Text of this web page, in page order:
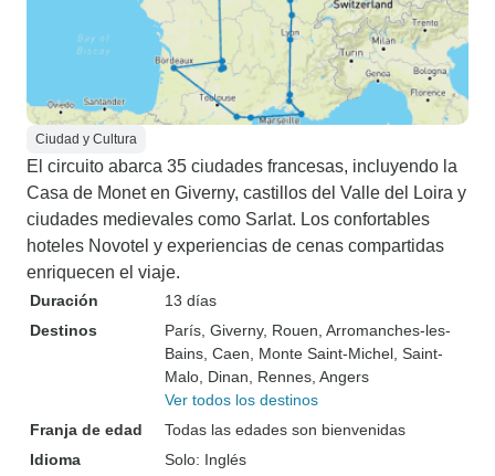
Ciudad y Cultura
El circuito abarca 35 ciudades francesas, incluyendo la
Casa de Monet en Giverny, castillos del Valle del Loira y
ciudades medievales como Sarlat. Los confortables
hoteles Novotel y experiencias de cenas compartidas
enriquecen el viaje.
Duración
13 días
Destinos
París , Giverny, Rouen , Arromanches-les-
Bains , Caen , Monte Saint-Michel , Saint-
Malo , Dinan , Rennes , Angers
Ver todos los destinos
Franja de edad
Todas las edades son bienvenidas
Idioma
Solo: Inglés